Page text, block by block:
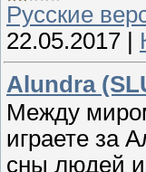
Русские
22.05.2017
Alundra
Между
играете за
сны людей